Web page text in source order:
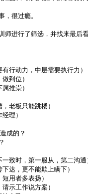
，很过瘾。
师进行了筛选，并找来最
行动力，中层需要执行力）
到位）
推崇）
老板只能跳楼）
理）
成的？
致时，第一服从，第二沟通
达，更不能欺上瞒下）
用者多表扬）
示工作说方案）